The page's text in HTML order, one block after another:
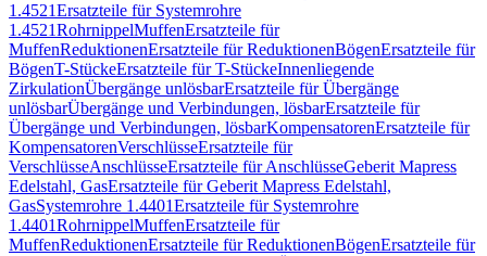
1.4521Ersatzteile für Systemrohre
1.4521RohrnippelMuffenErsatzteile für
MuffenReduktionenErsatzteile für ReduktionenBögenErsatzteile für
BögenT-StückeErsatzteile für T-StückeInnenliegende
ZirkulationÜbergänge unlösbarErsatzteile für Übergänge
unlösbarÜbergänge und Verbindungen, lösbarErsatzteile für
Übergänge und Verbindungen, lösbarKompensatorenErsatzteile für
KompensatorenVerschlüsseErsatzteile für
VerschlüsseAnschlüsseErsatzteile für AnschlüsseGeberit Mapress
Edelstahl, GasErsatzteile für Geberit Mapress Edelstahl,
GasSystemrohre 1.4401Ersatzteile für Systemrohre
1.4401RohrnippelMuffenErsatzteile für
MuffenReduktionenErsatzteile für ReduktionenBögenErsatzteile für